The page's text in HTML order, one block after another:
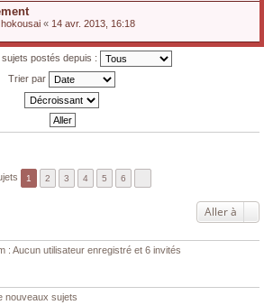
hokousai « 14 avr. 2013, 16:18
postés depuis :
Trier par
1 2 3 4 5 6
Aller à
: Aucun utilisateur enregistré et 6 invités
nouveaux sujets